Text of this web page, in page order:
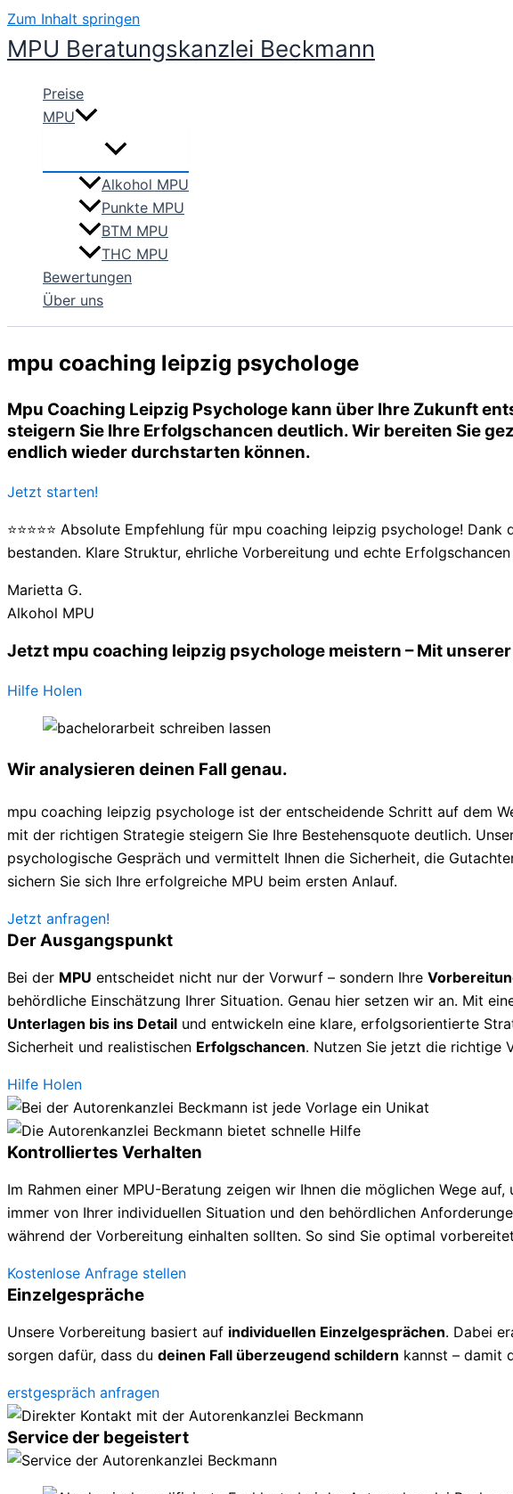
Zum Inhalt springen
MPU Beratungskanzlei Beckmann
Preise
MPU
Alkohol MPU
Punkte MPU
BTM MPU
THC MPU
Bewertungen
Über uns
mpu coaching leipzig psychologe
Mpu Coaching Leipzig Psychologe kann über Ihre Zukunft
steigern Sie Ihre Erfolgschancen deutlich. Wir bereiten Sie
endlich wieder durchstarten können.
Jetzt starten!
⭐⭐⭐⭐⭐ Absolute Empfehlung für mpu coaching leipzig psychologe!
bestanden. Klare Struktur, ehrliche Vorbereitung und echte
Marietta G.
Alkohol MPU
Jetzt mpu coaching leipzig psychologe meistern – Mit
Hilfe Holen
Wir analysieren deinen Fall genau.
mpu coaching leipzig psychologe ist der entscheidende Schritt auf dem
mit der richtigen Strategie steigern Sie Ihre Bestehensquote deutlich.
psychologische Gespräch und vermittelt Ihnen die Sicherheit, die
sichern Sie sich Ihre erfolgreiche MPU beim ersten Anlauf.
Jetzt anfragen!
Der Ausgangspunkt
Bei der MPU entscheidet nicht nur der Vorwurf – sondern Ihre
behördliche Einschätzung Ihrer Situation. Genau hier setzen wir an. Mit
Unterlagen bis ins Detail und entwickeln eine klare, erfolgsorientierte
Sicherheit und realistischen Erfolgschancen. Nutzen Sie jetzt die richtige
Hilfe Holen
Kontrolliertes Verhalten
Im Rahmen einer MPU-Beratung zeigen wir Ihnen die möglichen Wege
immer von Ihrer individuellen Situation und den behördlichen
während der Vorbereitung einhalten sollten. So sind Sie optimal
Kostenlose Anfrage stellen
Einzelgespräche
Unsere Vorbereitung basiert auf individuellen Einzelgesprächen. Dabei
sorgen dafür, dass du deinen Fall überzeugend schildern kannst – damit
erstgespräch anfragen
Service der begeistert